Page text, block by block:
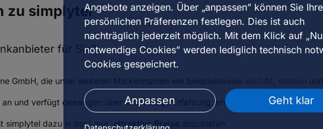
Angebote anzeigen. Über „anpassen” können Sie Ihre
persönlichen Präferenzen festlegen. Dies ist auch
nachträglich jederzeit möglich. Mit dem Klick auf
notwendige Cookies” werden lediglich technisch
Cookies gespeichert.
Anpassen Geht klar
zu simplytel
für Sie?
GmbH, die unter weiteren Markennamen wie beispielsweise winSIM eteleon
und verfügt deswegen über eine Menge Erfahrung am Mobilfunkmarkt und
simplytel dazu in der Lage, attraktive Preise